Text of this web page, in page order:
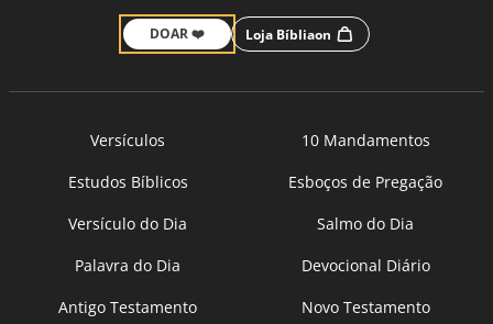
DOAR ❤️ Loja Bíbliaon
Versículos
10 Mandamentos
Estudos Bíblicos
Esboços de Pregação
Versículo do Dia
Salmo do Dia
Palavra do Dia
Devocional Diário
Antigo Testamento
Novo Testamento